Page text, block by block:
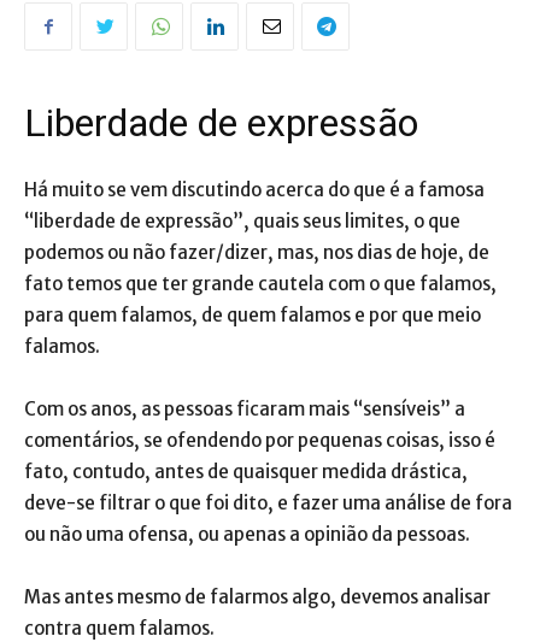
Liberdade de expressão
Há muito se vem discutindo acerca do que é a famosa
“liberdade de expressão”, quais seus limites, o que
podemos ou não fazer/dizer, mas, nos dias de hoje, de
fato temos que ter grande cautela com o que falamos,
para quem falamos, de quem falamos e por que meio
falamos.
Com os anos, as pessoas ficaram mais “sensíveis” a
comentários, se ofendendo por pequenas coisas, isso é
fato, contudo, antes de quaisquer medida drástica,
deve-se filtrar o que foi dito, e fazer uma análise de fora
ou não uma ofensa, ou apenas a opinião da pessoas.
Mas antes mesmo de falarmos algo, devemos analisar
contra quem falamos.